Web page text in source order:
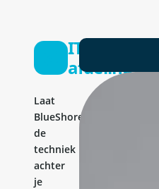
IT-
afdeling
Laat
BlueShores
de
techniek
achter
je